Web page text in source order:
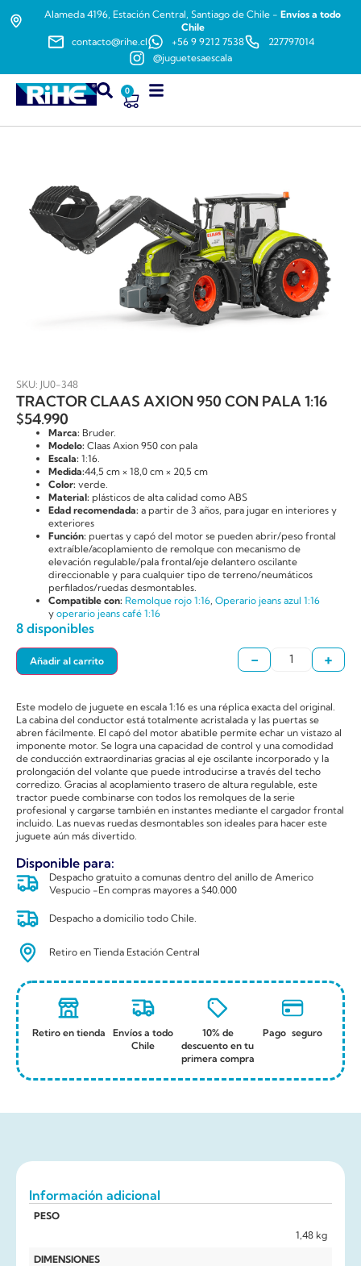
Alameda 4196, Estación Central, Santiago de Chile - Envíos a todo
Chile
contacto@rihe.cl
+56 9 9212 7538
227797014
@juguetesaescala
0
SKU: JU0-348
TRACTOR CLAAS AXION 950 CON PALA 1:16
$54.990
Marca: Bruder.
Modelo: Claas Axion 950 con pala
Escala: 1:16.
Medida:44,5 cm × 18,0 cm × 20,5 cm
Color: verde.
Material: plásticos de alta calidad como ABS
Edad recomendada: a partir de 3 años, para jugar en interiores y
exteriores
Función: puertas y capó del motor se pueden abrir/peso frontal
extraíble/acoplamiento de remolque con mecanismo de
elevación regulable/pala frontal/eje delantero oscilante
direccionable y para cualquier tipo de terreno/neumáticos
perfilados/ruedas desmontables.
Compatible con: Remolque rojo 1:16 Operario jeans azul 1:16
y operario jeans café 1:16
8 disponibles
- +
Añadir al carrito
Este modelo de juguete en escala 1:16 es una réplica exacta del original.
La cabina del conductor está totalmente acristalada y las puertas se
abren fácilmente. El capó del motor abatible permite echar un vistazo al
imponente motor. Se logra una capacidad de control y una comodidad
de conducción extraordinarias gracias al eje oscilante incorporado y la
prolongación del volante que puede introducirse a través del techo
corredizo. Gracias al acoplamiento trasero de altura regulable, este
tractor puede combinarse con todos los remolques de la serie
profesional y cargarse también en instantes mediante el cargador frontal
incluido. Las nuevas ruedas desmontables son ideales para hacer este
juguete aún más divertido.
Disponible para:
Despacho gratuito a comunas dentro del anillo de Americo
Vespucio -En compras mayores a $40.000
Despacho a domicilio todo Chile.
Retiro en Tienda Estación Central
Retiro en tienda
Envíos a todo
Chile
10% de
descuento en tu
primera compra
Pago seguro
Información adicional
PESO
1,48 kg
DIMENSIONES